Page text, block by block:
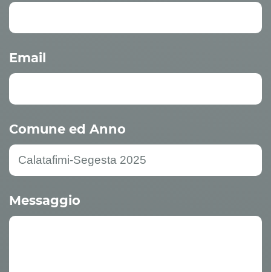
Email
Comune ed Anno
Messaggio